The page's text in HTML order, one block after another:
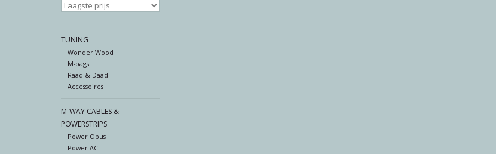
TUNING
Wonder Wood
M-bags
Raad & Daad
Accessoires
M-WAY CABLES &
POWERSTRIPS
Power Opus
Power AC